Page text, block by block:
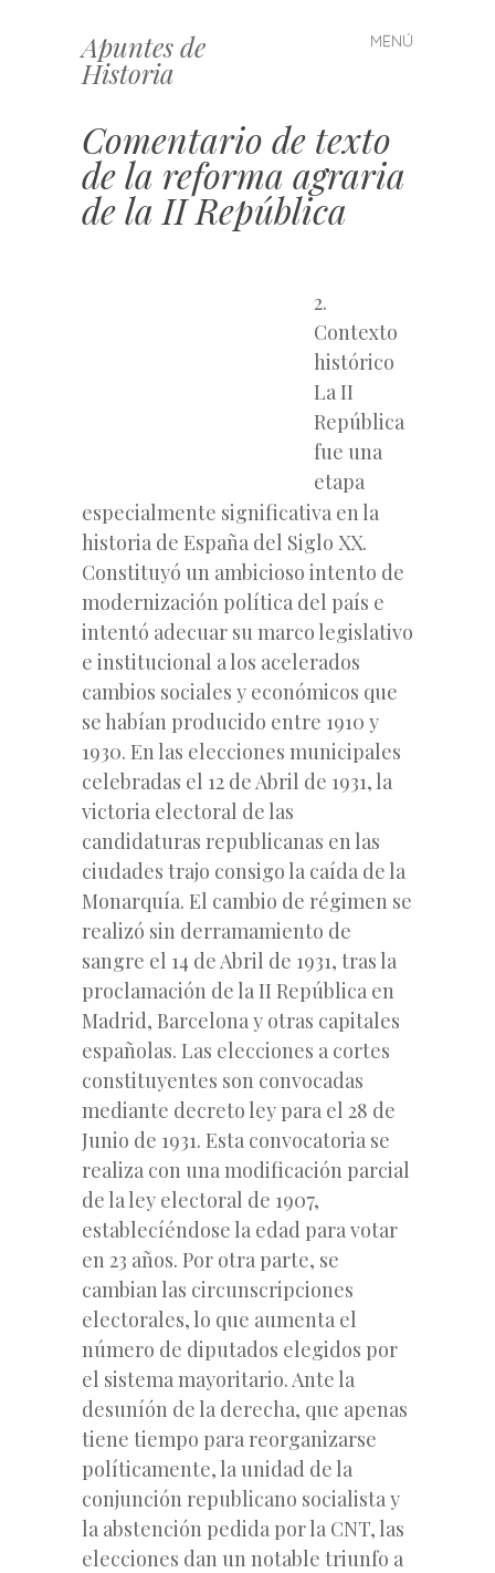
Apuntes de
Historia
MENÚ
Saltar
al
Comentario de texto
de la reforma agraria
de la II República
2.
Contexto
histórico
La II
República
fue una
etapa
especialmente significativa en la
historia de España del Siglo XX.
Constituyó un ambicioso intento de
modernización política del país e
intentó adecuar su marco legislativo
e institucional a los acelerados
cambios sociales y económicos que
se habían producido entre 1910 y
1930. En las elecciones municipales
celebradas el 12 de Abril de 1931, la
victoria electoral de las
candidaturas republicanas en las
ciudades trajo consigo la caída de la
Monarquía. El cambio de régimen se
realizó sin derramamiento de
sangre el 14 de Abril de 1931, tras la
proclamación de la II República en
Madrid, Barcelona y otras capitales
españolas. Las elecciones a cortes
constituyentes son convocadas
mediante decreto ley para el 28 de
Junio de 1931. Esta convocatoria se
realiza con una modificación parcial
de la ley electoral de 1907,
establecíéndose la edad para votar
en 23 años. Por otra parte, se
cambian las circunscripciones
electorales, lo que aumenta el
número de diputados elegidos por
el sistema mayoritario. Ante la
desuníón de la derecha, que apenas
tiene tiempo para reorganizarse
políticamente, la unidad de la
conjunción republicano socialista y
la abstención pedida por la CNT, las
elecciones dan un notable triunfo a